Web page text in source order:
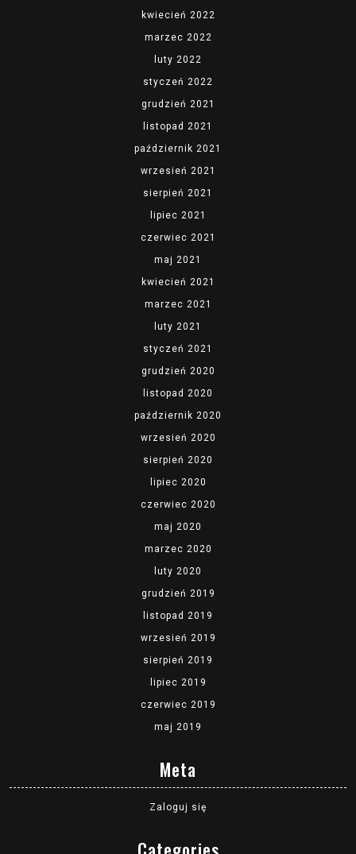
kwiecień 2022
marzec 2022
luty 2022
styczeń 2022
grudzień 2021
listopad 2021
październik 2021
wrzesień 2021
sierpień 2021
lipiec 2021
czerwiec 2021
maj 2021
kwiecień 2021
marzec 2021
luty 2021
styczeń 2021
grudzień 2020
listopad 2020
październik 2020
wrzesień 2020
sierpień 2020
lipiec 2020
czerwiec 2020
maj 2020
marzec 2020
luty 2020
grudzień 2019
listopad 2019
wrzesień 2019
sierpień 2019
lipiec 2019
czerwiec 2019
maj 2019
Meta
Zaloguj się